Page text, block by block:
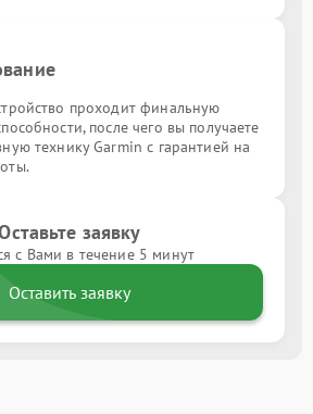
проходит финальную
после чего вы получаете
технику Garmin с гарантией на
заявку
с Вами в течение 5 минут
Оставить заявку